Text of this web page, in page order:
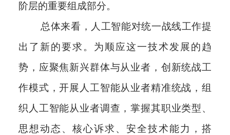
阶层的重要组成部分。
总体来看，人工智能对统一战线工作提
出了新的要求。为顺应这一技术发展的趋
势，应聚焦新兴群体与从业者，创新统战工
作模式，开展人工智能从业者精准统战，组
织人工智能从业者调查，掌握其职业类型、
思想动态、核心诉求、安全技术能力，搭